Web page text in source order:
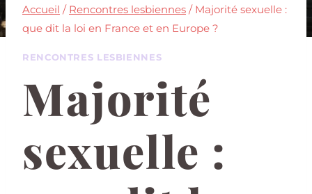
Accueil / Rencontres lesbiennes / Majorité sexuelle :
que dit la loi en France et en Europe ?
RENCONTRES LESBIENNES
Majorité
sexuelle :